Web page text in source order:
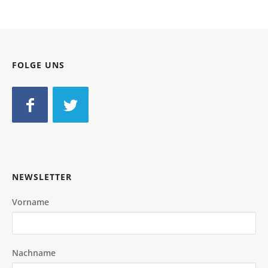
FOLGE UNS
NEWSLETTER
Vorname
Nachname